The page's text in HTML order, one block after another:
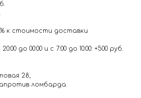
к стоимости доставки
до 00:00 и с 7:00 до 10:00: +500 руб.
28,
ломбарда.